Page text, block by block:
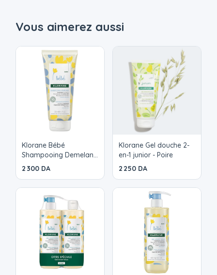
Vous aimerez aussi
Klorane Bébé
Shampooing Demelant
200ml
2 300 DA
Klorane Gel douche 2-
en-1 junior - Poire
2 250 DA